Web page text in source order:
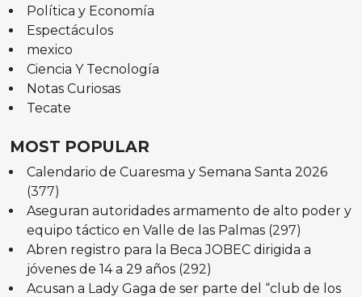
Política y Economía
Espectáculos
mexico
Ciencia Y Tecnología
Notas Curiosas
Tecate
MOST POPULAR
Calendario de Cuaresma y Semana Santa 2026
(377)
Aseguran autoridades armamento de alto poder y
equipo táctico en Valle de las Palmas (297)
Abren registro para la Beca JOBEC dirigida a
jóvenes de 14 a 29 años (292)
Acusan a Lady Gaga de ser parte del “club de los